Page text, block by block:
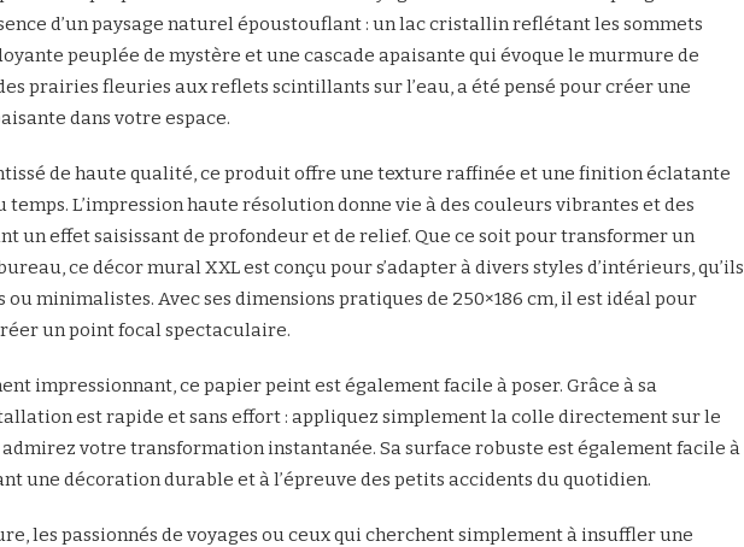
d’un paysage naturel époustouflant : un lac cristallin reflétant les sommets
peuplée de mystère et une cascade apaisante qui évoque le murmure de
prairies fleuries aux reflets scintillants sur l’eau, a été pensé pour créer une
dans votre espace.
de haute qualité, ce produit offre une texture raffinée et une finition éclatante
temps. L’impression haute résolution donne vie à des couleurs vibrantes et des
un effet saisissant de profondeur et de relief. Que ce soit pour transformer un
ce décor mural XXL est conçu pour s’adapter à divers styles d’intérieurs, qu’ils
minimalistes. Avec ses dimensions pratiques de 250×186 cm, il est idéal pour
un point focal spectaculaire.
impressionnant, ce papier peint est également facile à poser. Grâce à sa
est rapide et sans effort : appliquez simplement la colle directement sur le
votre transformation instantanée. Sa surface robuste est également facile à
une décoration durable et à l’épreuve des petits accidents du quotidien.
les passionnés de voyages ou ceux qui cherchent simplement à insuffler une